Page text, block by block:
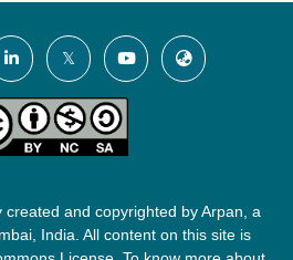
and copyrighted by Arpan, a
India. All content on this site is